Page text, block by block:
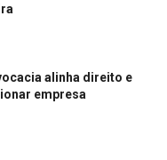
alinha direito e
empresa